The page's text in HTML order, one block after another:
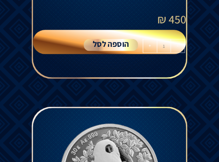
450
₪
-
+ הוספה לסל